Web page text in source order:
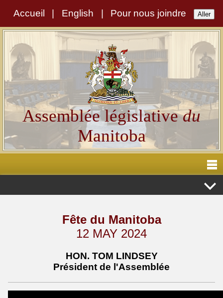
Accueil English Pour nous joindre
Assemblée législativedu
Manitoba
Fête du Manitoba
12 MAY 2024
HON. TOM LINDSEY
Président de l'Assemblée